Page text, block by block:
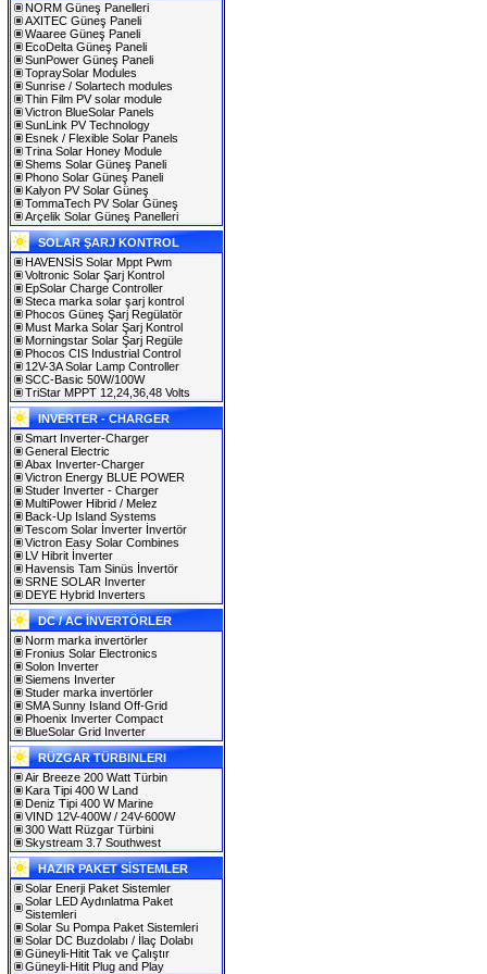
NORM Güneş Panelleri
AXITEC Güneş Paneli
Waaree Güneş Paneli
EcoDelta Güneş Paneli
SunPower Güneş Paneli
TopraySolar Modules
Sunrise / Solartech modules
Thin Film PV solar module
Victron BlueSolar Panels
SunLink PV Technology
Esnek / Flexible Solar Panels
Trina Solar Honey Module
Shems Solar Güneş Paneli
Phono Solar Güneş Paneli
Kalyon PV Solar Güneş
TommaTech PV Solar Güneş
Arçelik Solar Güneş Panelleri
SOLAR ŞARJ KONTROL
HAVENSİS Solar Mppt Pwm
Voltronic Solar Şarj Kontrol
EpSolar Charge Controller
Steca marka solar şarj kontrol
Phocos Güneş Şarj Regülatör
Must Marka Solar Şarj Kontrol
Morningstar Solar Şarj Regüle
Phocos CIS Industrial Control
12V-3A Solar Lamp Controller
SCC-Basic 50W/100W
TriStar MPPT 12,24,36,48 Volts
INVERTER - CHARGER
Smart Inverter-Charger
General Electric
Abax Inverter-Charger
Victron Energy BLUE POWER
Studer Inverter - Charger
MultiPower Hibrid / Melez
Back-Up Island Systems
Tescom Solar İnverter İnvertör
Victron Easy Solar Combines
LV Hibrit İnverter
Havensis Tam Sinüs İnvertör
SRNE SOLAR Inverter
DEYE Hybrid Inverters
DC / AC İNVERTÖRLER
Norm marka invertörler
Fronius Solar Electronics
Solon Inverter
Siemens Inverter
Studer marka invertörler
SMA Sunny Island Off-Grid
Phoenix Inverter Compact
BlueSolar Grid Inverter
RÜZGAR TÜRBINLERI
Air Breeze 200 Watt Türbin
Kara Tipi 400 W Land
Deniz Tipi 400 W Marine
VIND 12V-400W / 24V-600W
300 Watt Rüzgar Türbini
Skystream 3.7 Southwest
HAZIR PAKET SİSTEMLER
Solar Enerji Paket Sistemler
Solar LED Aydınlatma Paket
Sistemleri
Solar Su Pompa Paket Sistemleri
Solar DC Buzdolabı / İlaç Dolabı
Güneyli-Hitit Tak ve Çalıştır
Güneyli-Hitit Plug and Play